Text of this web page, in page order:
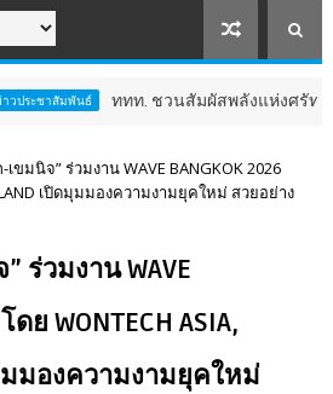
ททท. ชวนสัมผัสพลังแห่งศรัทธา ร่วมงาน "ห่
เขมนิจ” ร่วมงาน WAVE BANGKOK 2026
เปิดมุมมองความงามยุคใหม่ สวยอย่าง
ร่วมงาน WAVE
ดย WONTECH ASIA,
มมองความงามยุคใหม่